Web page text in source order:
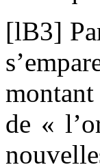
[lB3]
de «